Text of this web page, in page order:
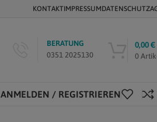
KONTAKTIMPRESSUMDATENSCHUTZ
BERATUNG
0351 2025130
0
0,00€
ANMELDEN / REGISTRIEREN